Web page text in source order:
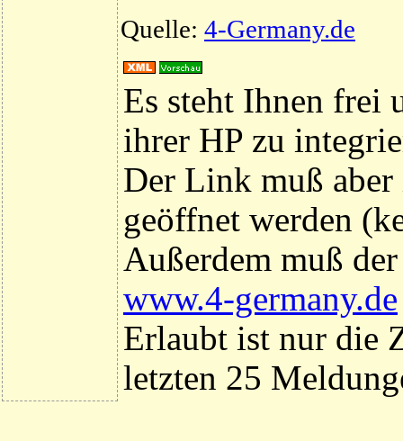
Quelle: 4-Germany.de
Es steht Ihnen frei
ihrer HP zu
Der Link muß aber
geöffnet werden
Außerdem muß
www.4-germany.de
Erlaubt ist nur die
letzten 25